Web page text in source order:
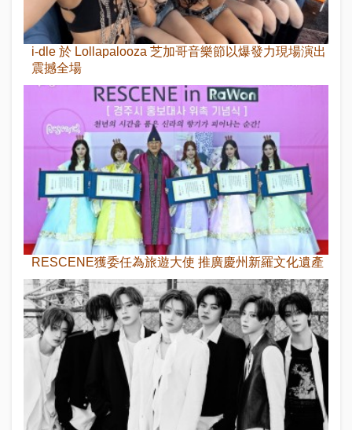
i-dle 於 Lollapalooza 芝加哥音樂節以爆發力現場演出
震撼全場
RESCENE獲委任為旅遊大使 推廣慶州新羅文化遺產